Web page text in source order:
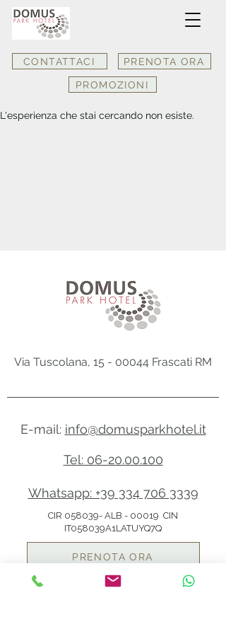
PROMOZIONI
PRENOTA ORA
CONTATTACI
L'esperienza che stai cercando non esiste.
Via Tuscolana, 15 - 00044 Frascati RM
E-mail: info@domusparkhotel.it
Tel: 06-20.00.100
Whatsapp: +39 334 706 3339
CIR 058039- ALB - 00019 CIN
IT058039A1LATUYQ7Q
PRENOTA ORA